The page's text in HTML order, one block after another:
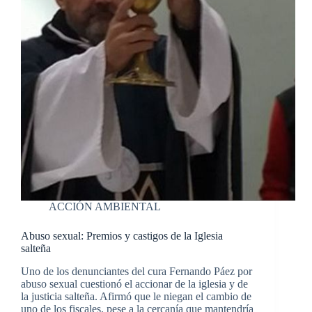
ACCIÓN AMBIENTAL
Abuso sexual: Premios y castigos de la Iglesia
salteña
Uno de los denunciantes del cura Fernando Páez por
abuso sexual cuestionó el accionar de la iglesia y de
la justicia salteña. Afirmó que le niegan el cambio de
uno de los fiscales, pese a la cercanía que mantendría